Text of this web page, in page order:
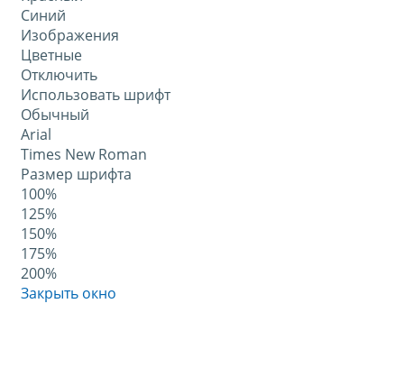
Синий
Изображения
Цветные
Отключить
Использовать шрифт
Обычный
Arial
Times New Roman
Размер шрифта
100%
125%
150%
175%
200%
Закрыть окно